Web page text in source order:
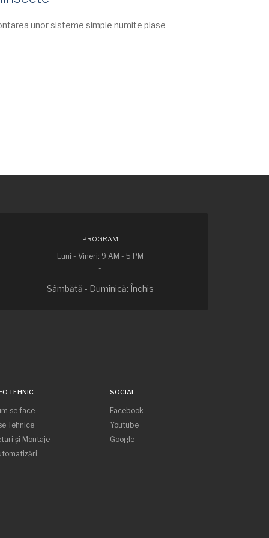
unor sisteme simple numite plase
PROGRAM
Luni - Vineri: 9 AM - 5 PM
-
Sâmbătă - Duminică: Închis
TEHNIC
se face
Tehnice
și Montaje
SOCIAL
Facebook
Youtube
Google